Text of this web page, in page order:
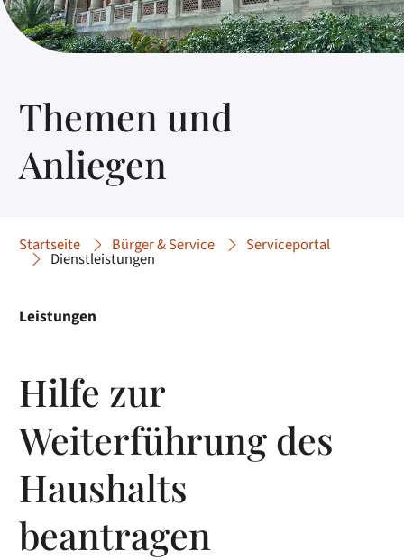
Themen und
Anliegen
Startseite Bürger & Service Serviceportal
Dienstleistungen
Leistungen
Hilfe zur
Weiterführung des
Haushalts
beantragen